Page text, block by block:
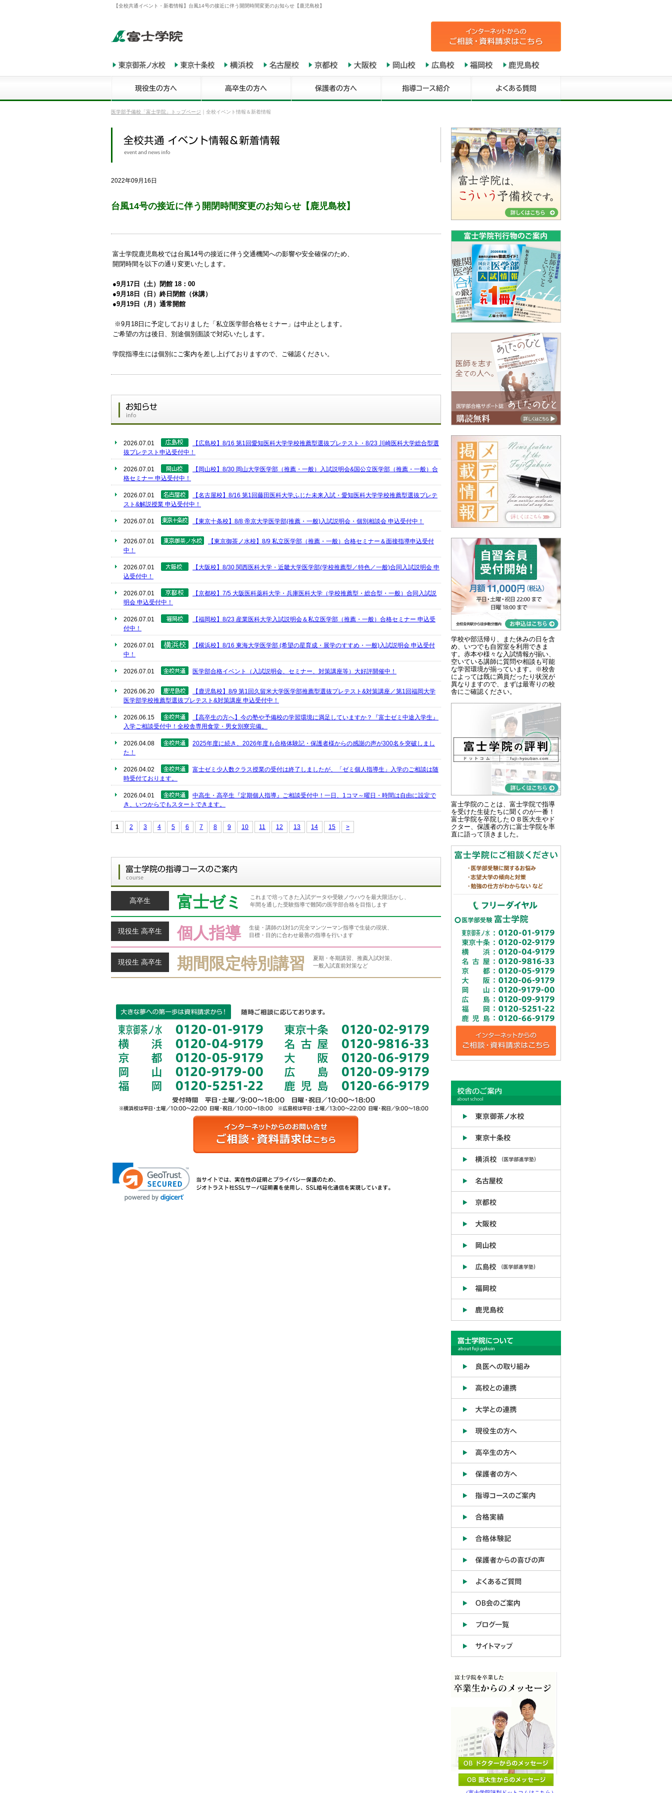
【全校共通イベント・新着情報】台風14号の接近に伴う開閉時間変更のお知らせ【鹿児島校】
医学部予備校「富士学院」トップページ 全校イベント情報＆新着情報
2022年09月16日
台風14号の接近に伴う開閉時間変更のお知らせ【鹿児島校】
富士学院鹿児島校では台風14号の接近に伴う交通機関への影響や安全確保のため、
開閉時間を以下の通り変更いたします。
●9月17日（土）閉館 18：00
●9月18日（日）終日閉館（休講）
●9月19日（月）通常開館
※9月18日に予定しておりました「私立医学部合格セミナー」は中止とします。
ご希望の方は後日、別途個別面談で対応いたします。
学院指導生には個別にご案内を差し上げておりますので、ご確認ください。
2026.07.01
【広島校】8/16 第1回愛知医科大学学校推薦型選抜プレテスト・8/23 川崎医科大学総合型選
抜プレテスト申込受付中！
2026.07.01
【岡山校】8/30 岡山大学医学部（推薦・一般）入試説明会&国公立医学部（推薦・一般）合
格セミナー 申込受付中！
2026.07.01
【名古屋校】8/16 第1回藤田医科大学ふじた未来入試・愛知医科大学学校推薦型選抜プレテ
スト&解説授業 申込受付中！
2026.07.01 【東京十条校】8/8 帝京大学医学部(推薦・一般)入試説明会・個別相談会 申込受付中！
2026.07.01
【東京御茶ノ水校】8/9 私立医学部（推薦・一般）合格セミナー＆面接指導申込受付
中！
2026.07.01
【大阪校】8/30 関西医科大学・近畿大学医学部(学校推薦型／特色／一般)合同入試説明会 申
込受付中！
2026.07.01
【京都校】7/5 大阪医科薬科大学・兵庫医科大学（学校推薦型・総合型・一般）合同入試説
明会 申込受付中！
2026.07.01
【福岡校】8/23 産業医科大学入試説明会＆私立医学部（推薦・一般）合格セミナー 申込受
付中！
2026.07.01
【横浜校】8/16 東海大学医学部 (希望の星育成・展学のすすめ・一般)入試説明会 申込受付
中！
2026.07.01 医学部合格イベント（入試説明会、セミナー、対策講座等）大好評開催中！
2026.06.20
【鹿児島校】8/9 第1回久留米大学医学部推薦型選抜プレテスト&対策講座／第1回福岡大学
医学部学校推薦型選抜プレテスト&対策講座 申込受付中！
2026.06.15
【高卒生の方へ】今の塾や予備校の学習環境に満足していますか？『富士ゼミ中途入学生』
入学ご相談受付中！全校舎専用食堂・男女別寮完備。
2026.04.08
2025年度に続き、2026年度も合格体験記・保護者様からの感謝の声が300名を突破しまし
た！
2026.04.02
富士ゼミ少人数クラス授業の受付は終了しましたが、「ゼミ個人指導生」入学のご相談は随
時受付ております。
2026.04.01
中高生・高卒生『定期個人指導』ご相談受付中！一日、1コマ～曜日・時間は自由に設定で
き、いつからでもスタートできます。
1 2 3 4 5 6 7 8 9 10 11 12 13 14 15 >
高卒生 富士ゼミ
これまで培ってきた入試データや受験ノウハウを最大限活かし、
年間を通した受験指導で難関の医学部合格を目指します
現役生 高卒生 個人指導
生徒・講師の1対1の完全マンツーマン指導で生徒の現状、
目標・目的に合わせ最善の指導を行います
現役生 高卒生 期間限定特別講習
夏期・冬期講習、推薦入試対策、
一般入試直前対策など
学校や部活帰り、また休みの日を含
め、いつでも自習室を利用できま
す。赤本や様々な入試情報が揃い、
空いている講師に質問や相談も可能
な学習環境が揃っています。※校舎
によっては既に満員だったり状況が
異なりますので、まずは最寄りの校
舎にご確認ください。
富士学院のことは、富士学院で指導
を受けた生徒たちに聞くのが一番！
富士学院を卒院したＯＢ医大生やド
クター、保護者の方に富士学院を率
直に語って頂きました。